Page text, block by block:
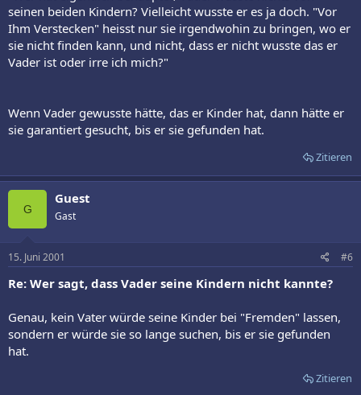
seinen beiden Kindern? Vielleicht wusste er es ja doch. "Vor
Ihm Verstecken" heisst nur sie irgendwohin zu bringen, wo er
sie nicht finden kann, und nicht, dass er nicht wusste das er
Vader ist oder irre ich mich?"
Wenn Vader gewusste hätte, das er Kinder hat, dann hätte er
sie garantiert gesucht, bis er sie gefunden hat.
Zitieren
G
Guest
Gast
15. Juni 2001 #6
Re: Wer sagt, dass Vader seine Kindern nicht kannte?
Genau, kein Vater würde seine Kinder bei "Fremden" lassen,
sondern er würde sie so lange suchen, bis er sie gefunden
hat.
Zitieren